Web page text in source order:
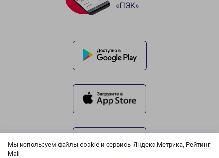
Мы используем файлы cookie и сервисы Яндекс.Метрика, Рейтинг
Mail